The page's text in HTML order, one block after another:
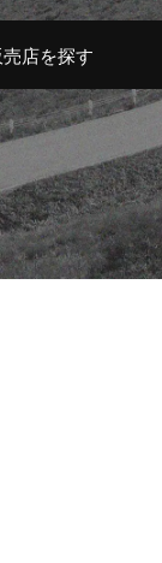
店を探す